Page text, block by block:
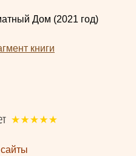
Дом (2021 год)
книги